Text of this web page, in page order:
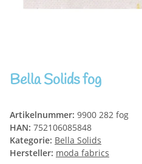
Bella Solids fog
Artikelnummer: 9900 282 fog
HAN: 752106085848
Kategorie: Bella Solids
Hersteller: moda fabrics